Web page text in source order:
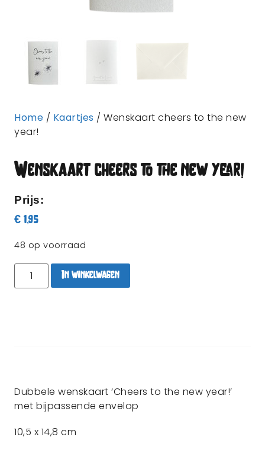
Home / Kaartjes / Wenskaart cheers to the new
year!
Wenskaart cheers to the new year!
Prijs:
€ 1,95
48 op voorraad
In winkelwagen
Dubbele wenskaart ‘Cheers to the new year!’
met bijpassende envelop
10,5 x 14,8 cm